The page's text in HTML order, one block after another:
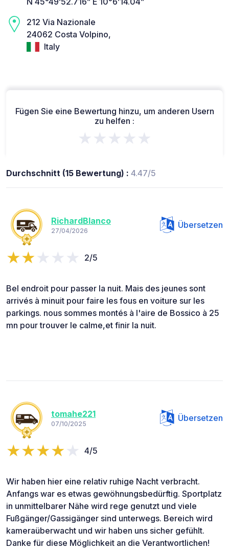
212 Via Nazionale
24062 Costa Volpino,
Italy
Fügen Sie eine Bewertung hinzu, um anderen Usern
zu helfen :
★★★★★
Durchschnitt (15 Bewertung) : 4.47/5
RichardBlanco
27/04/2026
Übersetzen
2/5
Bel endroit pour passer la nuit. Mais des jeunes sont
arrivés à minuit pour faire les fous en voiture sur les
parkings. nous sommes montés à l'aire de Bossico à 25
mn pour trouver le calme,et finir la nuit.
tomahe221
07/10/2025
Übersetzen
4/5
Wir haben hier eine relativ ruhige Nacht verbracht.
Anfangs war es etwas gewöhnungsbedürftig. Sportplatz
in unmittelbarer Nähe wird rege genutzt und viele
Fußgänger/Gassigänger sind unterwegs. Bereich wird
kameraüberwacht und wir haben uns sicher gefühlt.
Danke für diese Möglichkeit an die Verantwortlichen!